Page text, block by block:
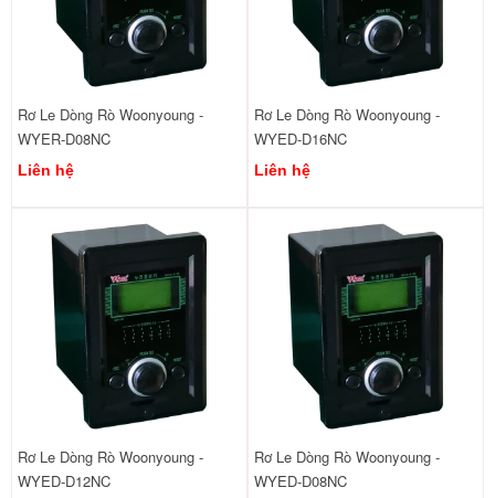
Rơ Le Dòng Rò Woonyoung -
WYER-D08NC
Liên hệ
Rơ Le Dòng Rò Woonyoung -
WYED-D16NC
Liên hệ
Rơ Le Dòng Rò Woonyoung -
WYED-D12NC
Rơ Le Dòng Rò Woonyoung -
WYED-D08NC